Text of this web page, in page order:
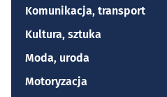
Komunikacja, transport
Kultura, sztuka
Moda, uroda
Motoryzacja